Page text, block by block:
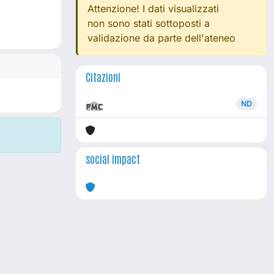
Attenzione! I dati visualizzati
non sono stati sottoposti a
validazione da parte dell'ateneo
Citazioni
ND
social impact